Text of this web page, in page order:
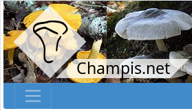
Champis.net